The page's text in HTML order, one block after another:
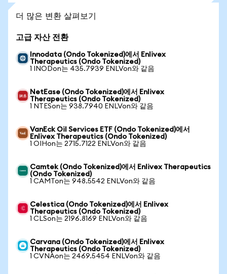
더 많은 변환 살펴보기
고급 자산 전환
Innodata (Ondo Tokenized)에서 Enlivex
Therapeutics (Ondo Tokenized)
1 INODon는 435.7939 ENLVon와 같음
NetEase (Ondo Tokenized)에서 Enlivex
Therapeutics (Ondo Tokenized)
1 NTESon는 938.7940 ENLVon와 같음
VanEck Oil Services ETF (Ondo Tokenized)에서
Enlivex Therapeutics (Ondo Tokenized)
1 OIHon는 2715.7122 ENLVon와 같음
Camtek (Ondo Tokenized)에서 Enlivex Therapeutics
(Ondo Tokenized)
1 CAMTon는 948.5542 ENLVon와 같음
Celestica (Ondo Tokenized)에서 Enlivex
Therapeutics (Ondo Tokenized)
1 CLSon는 2196.8169 ENLVon와 같음
Carvana (Ondo Tokenized)에서 Enlivex
Therapeutics (Ondo Tokenized)
1 CVNAon는 2469.5454 ENLVon와 같음